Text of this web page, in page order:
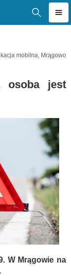
mobilna, Mrągowo
osoba jest
W Mrągowie na